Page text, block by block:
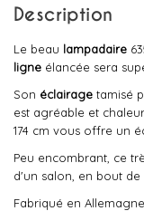
Description
Le beau lampadaire
ligne élancée sera
Son éclairage tamisé
est agréable et
174 cm vous offre un
Peu encombrant, ce
d'un salon, en bout de
Fabriqué en Allemagne.